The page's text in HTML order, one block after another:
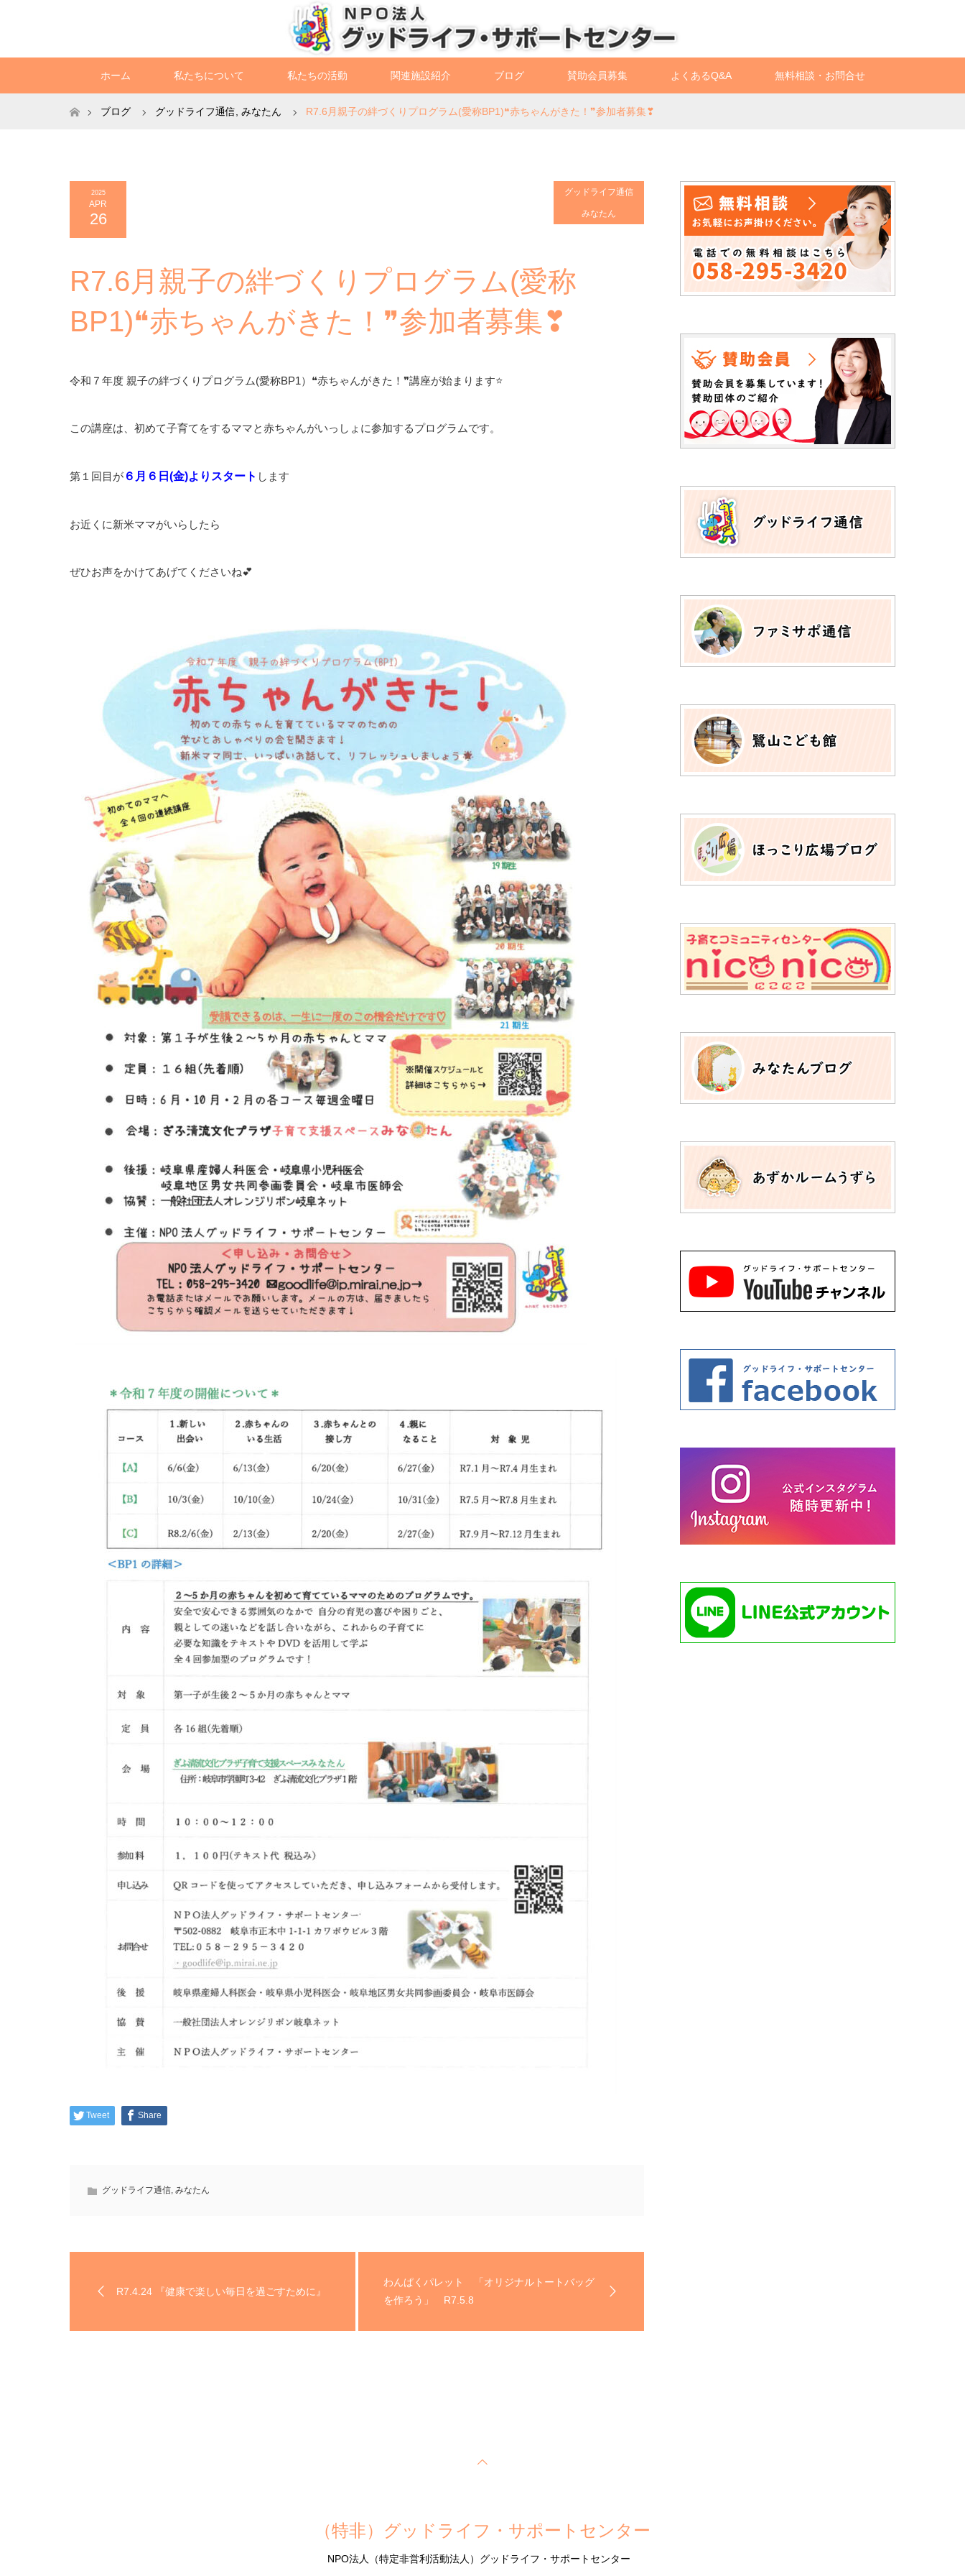
ホーム 私たちについて 私たちの活動 関連施設紹介 ブログ 賛助会員募集 よくあるQ&A 無料相談・お問合せ
ホームブログ グッドライフ通信 みなたん R7.6月親子の絆づくりプログラム(愛称BP1)❝赤ちゃんがきた！❞参加者募集❣
2025
APR
26
グッドライフ通信
みなたん
R7.6月親子の絆づくりプログラム(愛称
BP1)❝赤ちゃんがきた！❞参加者募集❣
令和７年度 親子の絆づくりプログラム(愛称BP1）❝赤ちゃんがきた！❞講座が始まります⭐
この講座は、初めて子育てをするママと赤ちゃんがいっしょに参加するプログラムです。
第１回目が ６月６日(金)よりスタート します
お近くに新米ママがいらしたら
ぜひお声をかけてあげてくださいね💕
Tweet Share
グッドライフ通信, みなたん
R7.4.24 『健康で楽しい毎日を過ごすために』
わんぱくパレット 「オリジナルトートバッグ
を作ろう」 R7.5.8
（特非）グッドライフ・サポートセンター
NPO法人（特定非営利活動法人）グッドライフ・サポートセンター